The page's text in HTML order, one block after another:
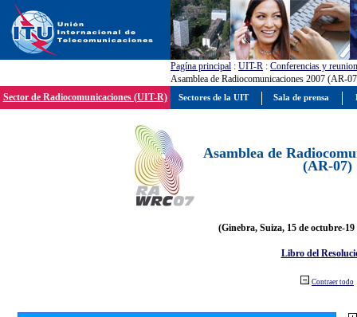
Pagína principal : UIT-R : Conferencias y
Asamblea de Radiocomunicaciones 2007 (AR-
Sector de Radiocomunicaciones (UIT-R)
Asamblea de
(AR-07)
(Ginebra, Suiza, 15 de octubre-19
Libro del
Contraer todo
Sectores de la UIT Sala de prensa